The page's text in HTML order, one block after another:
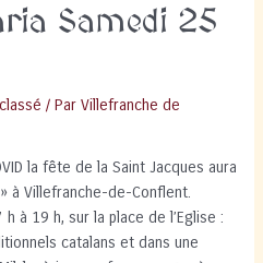
Samedi 25
/ ParVillefranche de
la fête de la Saint Jacques aura
à Villefranche-de-Conflent.
h à 19 h, sur la place de l’Eglise :
catalans et dans une